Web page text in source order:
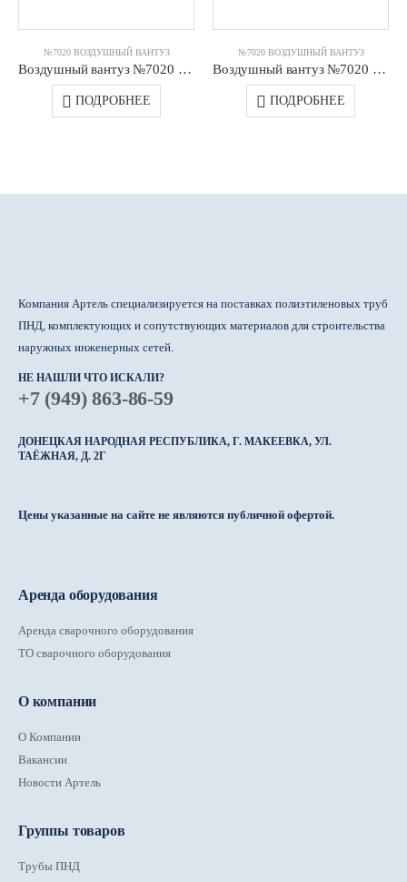
№7020 ВОЗДУШНЫЙ ВАНТУЗ
Воздушный вантуз №7020 (2-х ступ.фланц. для сточных вод) DN0100 PN10/16 JAFAR
ПОДРОБНЕЕ
№7020 ВОЗДУШНЫЙ ВАНТУЗ
Воздушный вантуз №7020 (2-х ступ.фланц. для сточных вод) DN0080 PN10/16 JAFAR
ПОДРОБНЕЕ
Компания Артель специализируется на поставках полиэтиленовых труб
ПНД, комплектующих и сопутствующих материалов для строительства
наружных инженерных сетей.
НЕ НАШЛИ ЧТО ИСКАЛИ?
+7 (949) 863-86-59
ДОНЕЦКАЯ НАРОДНАЯ РЕСПУБЛИКА, Г. МАКЕЕВКА, УЛ.
ТАЁЖНАЯ, Д. 2Г
Цены указанные на сайте не являются публичной офертой.
Аренда оборудования
Аренда сварочного оборудования
ТО сварочного оборудования
О компании
О Компании
Вакансии
Новости Артель
Группы товаров
Трубы ПНД